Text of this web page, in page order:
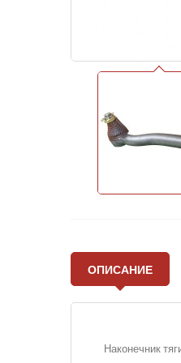
ОПИСАНИЕ
Наконечник